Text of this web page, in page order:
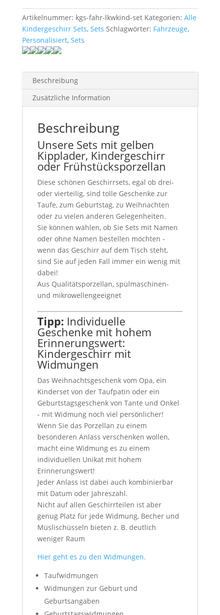
Artikelnummer: kgs-fahr-lkwkind-set Kategorien: Alle
Kindergeschirr Sets, Sets Schlagwörter: Fahrzeuge,
Personalisiert, Sets
Beschreibung
Zusätzliche Information
Beschreibung
Unsere Sets mit gelben
Kipplader, Kindergeschirr
oder Frühstücksporzellan
Diese schönen Geschirrsets, egal ob drei-
oder vierteilig, sind tolle Geschenke zur
Taufe, zum Geburtstag, zu Weihnachten
oder zu vielen anderen Gelegenheiten.
Sie können wählen, ob Sie Sets mit Namen
oder ohne Namen bestellen möchten -
wenn das Geschirr auf dem Tisch steht,
sind Sie auf jeden Fall immer ein wenig mit
dabei!
Aus Qualitätsporzellan, spülmaschinen-
und mikrowellengeeignet
Tipp: Individuelle
Geschenke mit hohem
Erinnerungswert:
Kindergeschirr mit
Widmungen
Das Weihnachtsgeschenk vom Opa, ein
Kinderset von der Taufpatin oder ein
Geburtstagsgeschenk von Tante und Onkel
- mit Widmung noch viel persönlicher!
Wenn Sie das Porzellan zu einem
besonderen Anlass verschenken wollen,
macht eine Widmung es zu einem
individuellen Unikat mit hohem
Erinnerungswert!
Jeder Anlass ist dabei auch kombinierbar
mit Datum oder Jahreszahl.
Nicht auf allen Geschirrteilen ist aber
genug Platz für jede Widmung, Becher und
Müslischüsseln bieten z. B. deutlich
weniger Raum
Hier geht es zu den Widmungen.
Taufwidmungen
Widmungen zur Geburt und
Geburtsangaben